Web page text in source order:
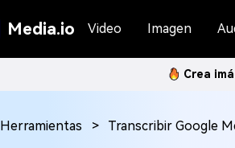
Media.io Video Imagen
Crea
Herramientas Transcribir Google